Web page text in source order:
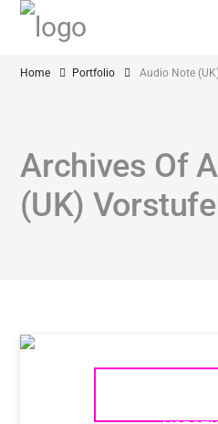
Home Portfolio Audio Note
Archives Of
(UK)